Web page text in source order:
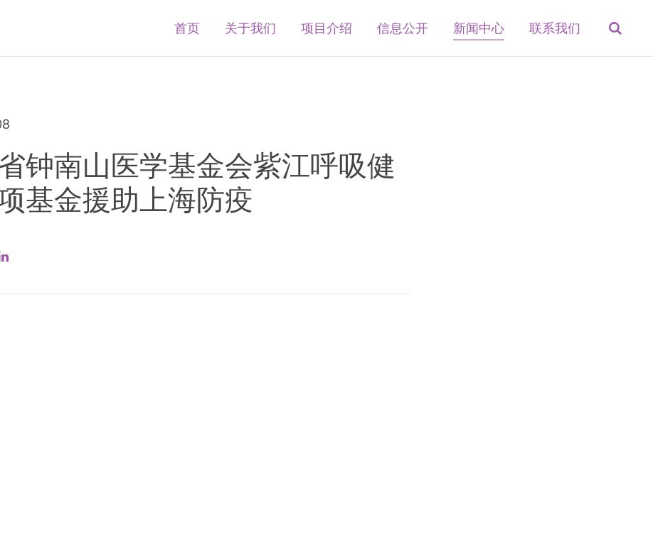
首页 关于我们 项目介绍 信息公开 新闻中心 联系我们
钟南山医学基金会紫江呼吸健
基金援助上海防疫